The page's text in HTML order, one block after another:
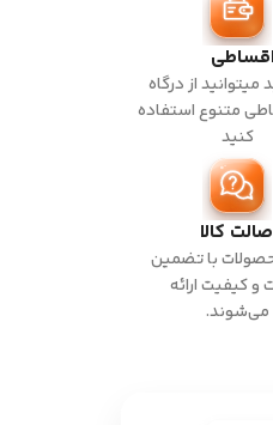
میتوانید از درگاه
متنوع استفاده
کنید
کالا
با تضمین
و کیفیت ارائه
می‌شوند.